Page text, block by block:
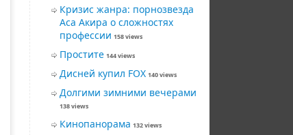
Кризис жанра: порнозвезда
Аса Акира о сложностях
профессии 158 views
Простите 144 views
Дисней купил FOX 140 views
Долгими зимними вечерами
138 views
Кинопанорама 132 views